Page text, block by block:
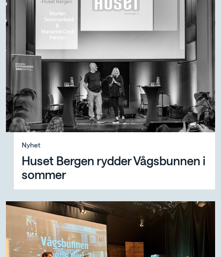
Nyhet
Huset Bergen rydder Vågsbunnen i
sommer